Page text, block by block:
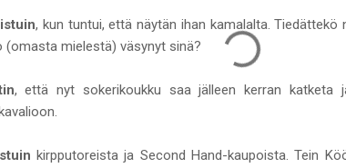
, kun tuntui, että näytän ihan kamalalta. Tiedättekö
(omasta mielestä) väsynyt sinä?
, että nyt sokerikoukku saa jälleen kerran katketa
kirpputoreista ja Second Hand-kaupoista. Tein